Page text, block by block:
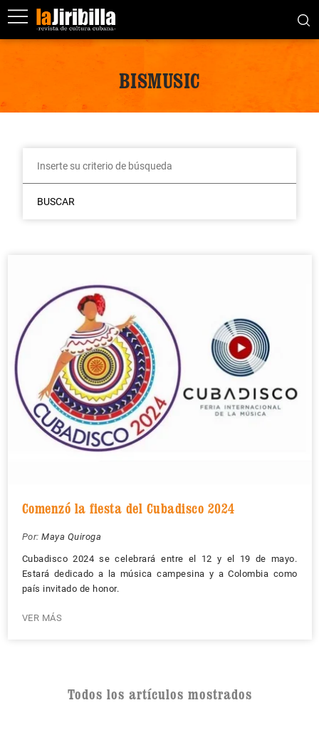
BISMUSIC
BUSCAR
Comenzó la fiesta del Cubadisco 2024
Por: Maya Quiroga
Cubadisco 2024 se celebrará entre el 12 y el 19 de mayo.
Estará dedicado a la música campesina y a Colombia como
país invitado de honor.
VER MÁS
Todos los artículos mostrados